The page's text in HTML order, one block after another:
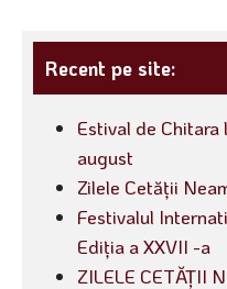
Recent pe site:
Estival de
august
Zilele Cetății
Festivalul
Ediția a XXVII -a
ZILELE CETĂȚII